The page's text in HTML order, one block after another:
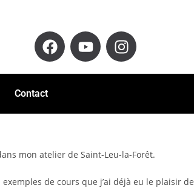
Contact
mon atelier de Saint-Leu-la-Forêt.
de cours que j’ai déjà eu le plaisir de